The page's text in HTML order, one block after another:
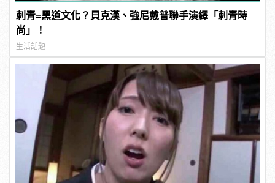
刺青=黑道文化？貝克漢、強尼戴普聯手演繹「刺青時
尚」！
生活話題